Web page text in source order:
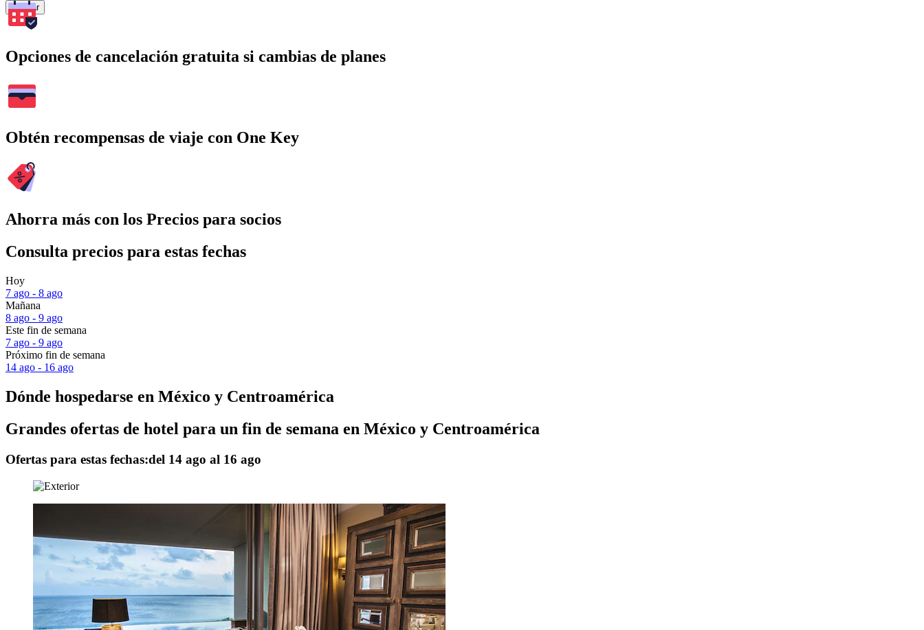
Buscar
Opciones de cancelación gratuita si cambias de planes
Obtén recompensas de viaje con One Key
Ahorra más con los Precios para socios
Consulta precios para estas fechas
Hoy
7 ago - 8 ago
Mañana
8 ago - 9 ago
Este fin de semana
7 ago - 9 ago
Próximo fin de semana
14 ago - 16 ago
Dónde hospedarse en México y Centroamérica
Grandes ofertas de hotel para un fin de semana en México y Centroamérica
Ofertas para estas fechas:del 14 ago al 16 ago